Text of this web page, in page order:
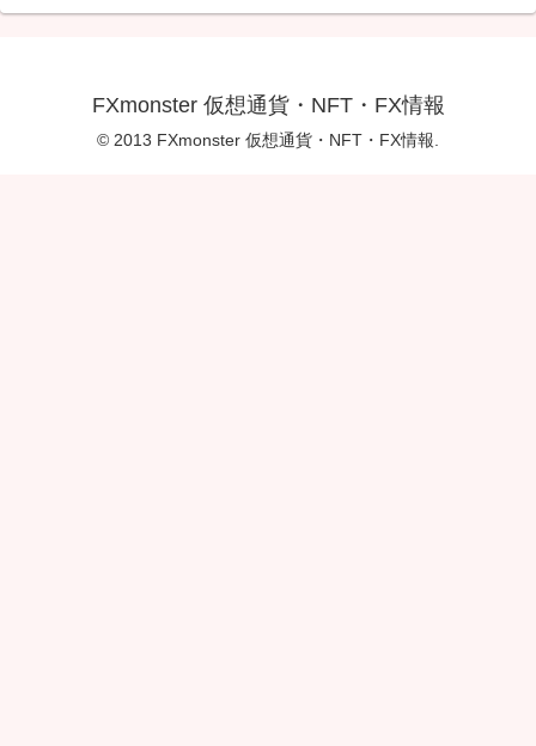
FXmonster 仮想通貨・NFT・FX情報
© 2013 FXmonster 仮想通貨・NFT・FX情報.